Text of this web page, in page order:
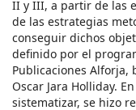
II y III, a partir de las
de las estrategias
conseguir dichos
definido por el
Publicaciones Alforja,
Oscar Jara Holliday.
sistematizar, se hizo